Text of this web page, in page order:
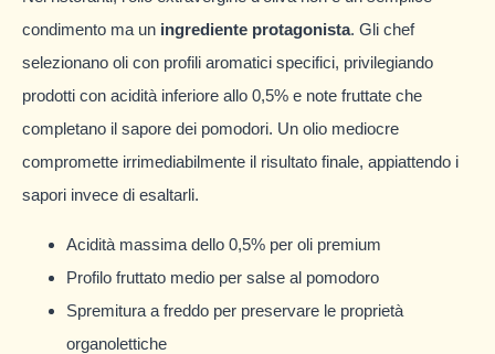
condimento ma un ingrediente protagonista. Gli chef
selezionano oli con profili aromatici specifici, privilegiando
prodotti con acidità inferiore allo 0,5% e note fruttate che
completano il sapore dei pomodori. Un olio mediocre
compromette irrimediabilmente il risultato finale, appiattendo i
sapori invece di esaltarli.
Acidità massima dello 0,5% per oli premium
Profilo fruttato medio per salse al pomodoro
Spremitura a freddo per preservare le proprietà
organolettiche